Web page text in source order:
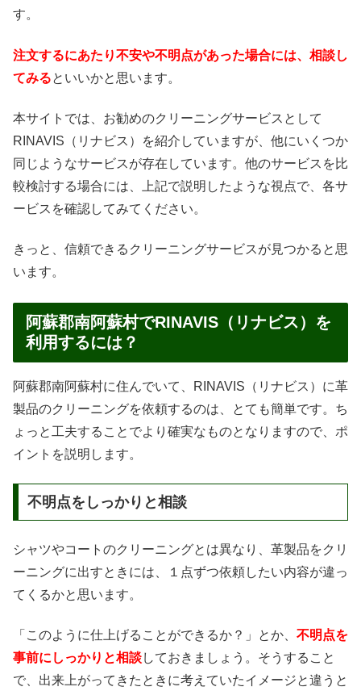
す。
注文するにあたり不安や不明点があった場合には、相談し
てみるといいかと思います。
本サイトでは、お勧めのクリーニングサービスとして
RINAVIS（リナビス）を紹介していますが、他にいくつか
同じようなサービスが存在しています。他のサービスを比
較検討する場合には、上記で説明したような視点で、各サ
ービスを確認してみてください。
きっと、信頼できるクリーニングサービスが見つかると思
います。
阿蘇郡南阿蘇村でRINAVIS（リナビス）を
利用するには？
阿蘇郡南阿蘇村に住んでいて、RINAVIS（リナビス）に革
製品のクリーニングを依頼するのは、とても簡単です。ち
ょっと工夫することでより確実なものとなりますので、ポ
イントを説明します。
不明点をしっかりと相談
シャツやコートのクリーニングとは異なり、革製品をクリ
ーニングに出すときには、１点ずつ依頼したい内容が違っ
てくるかと思います。
「このように仕上げることができるか？」とか、 不明点を
事前にしっかりと相談しておきましょう。そうすること
で、出来上がってきたときに考えていたイメージと違うと